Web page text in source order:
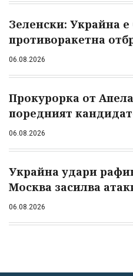
Зеленски: Украйна е
противоракетна
06.08.2026
Прокурорка от
поредният
06.08.2026
Украйна удари
Москва засилва
06.08.2026